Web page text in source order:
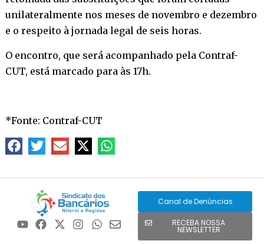
unilateralmente nos meses de novembro e dezembro
e o respeito à jornada legal de seis horas.
O encontro, que será acompanhado pela Contraf-
CUT, está marcado para às 17h.
*Fonte: Contraf-CUT
Canal de Denúncias
RECEBA NOSSA
NEWSLETTER